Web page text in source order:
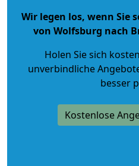
Wir legen los, wenn Sie
von Wolfsburg nach
Holen Sie sich
unverbindliche
besser
Kostenlose